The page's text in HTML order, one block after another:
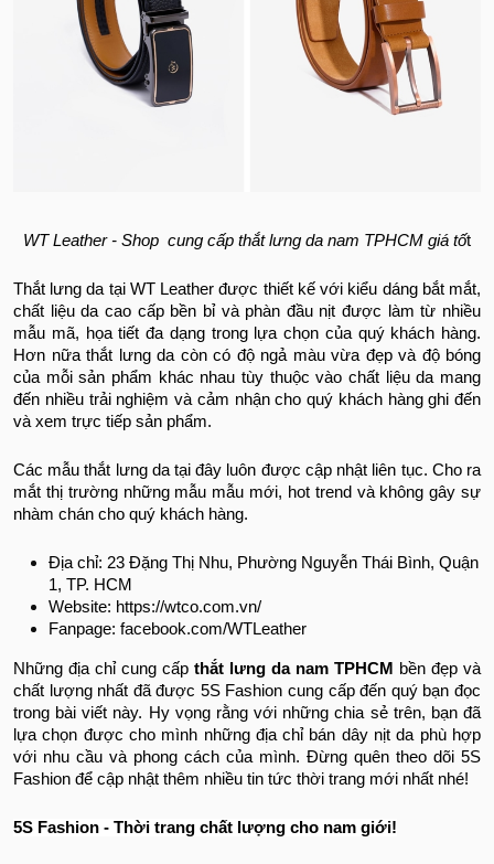
WT Leather - Shop cung cấp thắt lưng da nam TPHCM giá tốt
Thắt lưng da tại WT Leather được thiết kế với kiểu dáng bắt mắt,
chất liệu da cao cấp bền bỉ và phàn đầu nịt được làm từ nhiều
mẫu mã, họa tiết đa dạng trong lựa chọn của quý khách hàng.
Hơn nữa thắt lưng da còn có độ ngả màu vừa đẹp và độ bóng
của mỗi sản phẩm khác nhau tùy thuộc vào chất liệu da mang
đến nhiều trải nghiệm và cảm nhận cho quý khách hàng ghi đến
và xem trực tiếp sản phẩm.
Các mẫu thắt lưng da tại đây luôn được cập nhật liên tục. Cho ra
mắt thị trường những mẫu mẫu mới, hot trend và không gây sự
nhàm chán cho quý khách hàng.
Địa chỉ: 23 Đặng Thị Nhu, Phường Nguyễn Thái Bình, Quận
1, TP. HCM
Website: https://wtco.com.vn/
Fanpage: facebook.com/WTLeather
Những địa chỉ cung cấp thắt lưng da nam TPHCM
bền đẹp và
chất lượng nhất đã được 5S Fashion cung cấp đến quý bạn đọc
trong bài viết này. Hy vọng rằng với những chia sẻ trên, bạn đã
lựa chọn được cho mình những địa chỉ bán dây nịt da phù hợp
với nhu cầu và phong cách của mình. Đừng quên theo dõi 5S
Fashion để cập nhật thêm nhiều tin tức thời trang mới nhất nhé!
5S Fashion - Thời trang chất lượng cho nam giới!